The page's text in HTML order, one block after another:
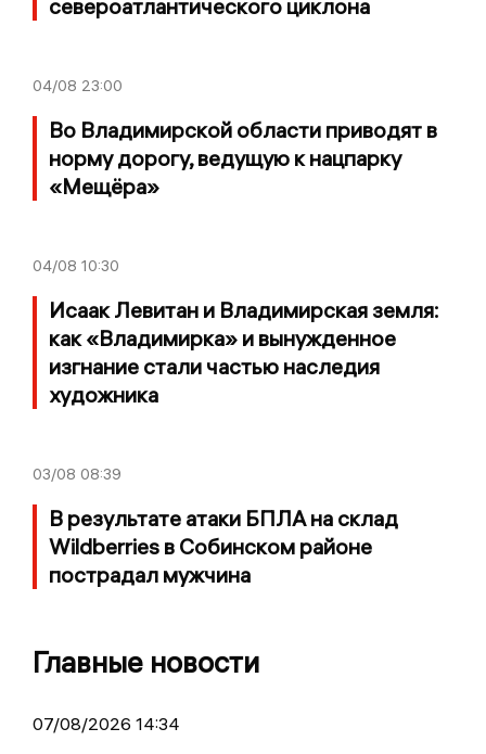
североатлантического циклона
04/08 23:00
Во Владимирской области приводят в
норму дорогу, ведущую к нацпарку
«Мещёра»
04/08 10:30
Исаак Левитан и Владимирская земля:
как «Владимирка» и вынужденное
изгнание стали частью наследия
художника
03/08 08:39
В результате атаки БПЛА на склад
Wildberries в Собинском районе
пострадал мужчина
Главные новости
07/08/2026 14:34